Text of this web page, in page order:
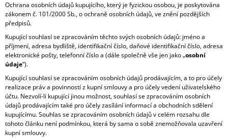
Ochrana osobních údajů kupujícího, který je fyzickou osobou, je poskytována
zákonem č. 101/2000 Sb., o ochraně osobních údajů, ve znění pozdějších
předpisů.
Kupující souhlasí se zpracováním těchto svých osobních údajů: jméno a
příjmení, adresa bydliště, identifikační číslo, daňové identifikační číslo, adresa
elektronické pošty, telefonní číslo a (dále společně vše jen jako „osobní
údaje“).
Kupující souhlasí se zpracováním osobních údajů prodávajícím, a to pro účely
realizace práv a povinností z kupní smlouvy a pro účely vedení uživatelského
účtu. Nezvolí-li kupující jinou možnost, souhlasí se zpracováním osobních
údajů prodávajícím také pro účely zasílání informací a obchodních sdělení
kupujícímu. Souhlas se zpracováním osobních údajů v celém rozsahu dle
tohoto článku není podmínkou, která by sama o sobě znemožňovala uzavření
kupní smlouvy.
E
T
E
N
A
J
Í
T
?